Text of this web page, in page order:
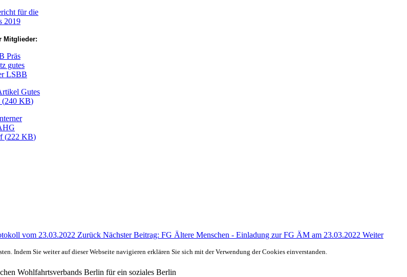
für die
2019
Mitglieder:
Präs
gutes
LSBB
Gutes
(240 KB)
(222 KB)
vom 23.03.2022 Zurück Nächster Beitrag: FG Ältere Menschen - Einladung zur FG ÄM am 23.03.2022 Weiter
Indem Sie weiter auf dieser Webseite navigieren erklären Sie sich mit der Verwendung der Cookies einverstanden.
Wohlfahrtsverbands Berlin für ein soziales Berlin